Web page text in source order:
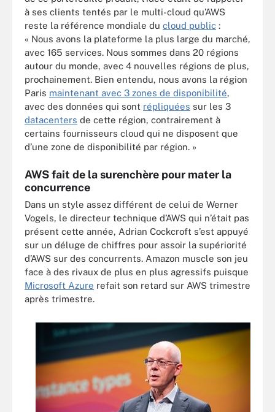
à ses clients tentés par le multi-cloud qu’AWS
reste la référence mondiale du cloud public :
« Nous avons la plateforme la plus large du marché,
avec 165 services. Nous sommes dans 20 régions
autour du monde, avec 4 nouvelles régions de plus,
prochainement. Bien entendu, nous avons la région
Paris maintenant avec 3 zones de disponibilité,
avec des données qui sont répliquées sur les 3
datacenters de cette région, contrairement à
certains fournisseurs cloud qui ne disposent que
d’une zone de disponibilité par région. »
AWS fait de la surenchère pour mater la
concurrence
Dans un style assez différent de celui de Werner
Vogels, le directeur technique d’AWS qui n’était pas
présent cette année, Adrian Cockcroft s’est appuyé
sur un déluge de chiffres pour assoir la supériorité
d’AWS sur des concurrents. Amazon muscle son jeu
face à des rivaux de plus en plus agressifs puisque
Microsoft Azure refait son retard sur AWS trimestre
après trimestre.